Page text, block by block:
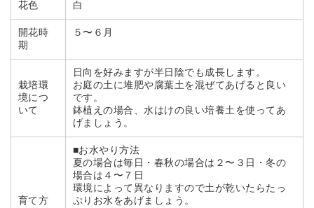
花色 白
開花時
期
５〜６月
栽培環
境につ
いて
日向を好みますが半日陰でも成長します。
お庭の土に堆肥や腐葉土を混ぜてあげると良い
です。
鉢植えの場合、水はけの良い培養土を使ってあ
げましょう。
育て方
■お水やり方法
夏の場合は毎日・春秋の場合は２〜３日・冬の
場合は４〜７日
環境によって異なりますので土が乾いたらたっ
ぷりお水をあげましょう。